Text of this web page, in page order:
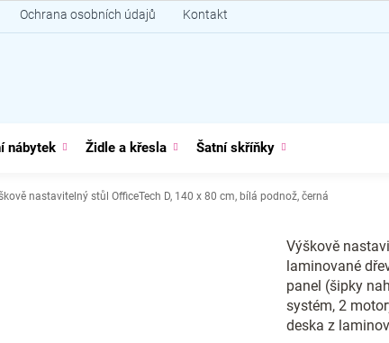
Ochrana osobních údajů Kontakt
nábytek Židle a křesla Šatní skříňky
nastavitelný stůl OfficeTech D, 140 x 80 cm, bílá podnož, černá
Výškově
laminované
panel (šipky
systém, 2
deska z